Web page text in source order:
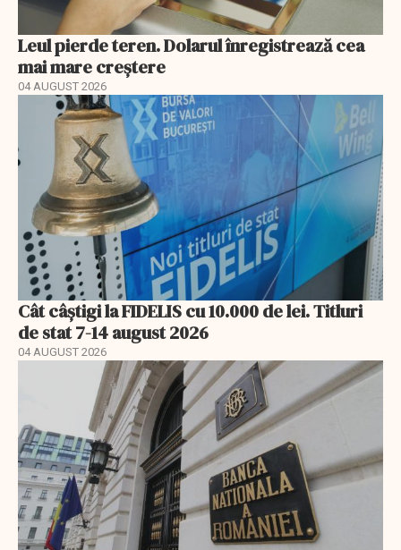
Leul pierde teren. Dolarul înregistrează cea
mai mare creștere
04 AUGUST 2026
Cât câștigi la FIDELIS cu 10.000 de lei. Titluri
de stat 7-14 august 2026
04 AUGUST 2026